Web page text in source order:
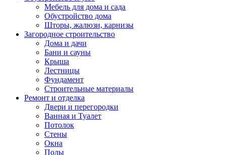
Мебель для дома и сада
Обустройство дома
Шторы, жалюзи, карнизы
Загородное строительство
Дома и дачи
Бани и сауны
Крыша
Лестницы
Фундамент
Строительные материалы
Ремонт и отделка
Двери и перегородки
Ванная и Туалет
Потолок
Стены
Окна
Полы